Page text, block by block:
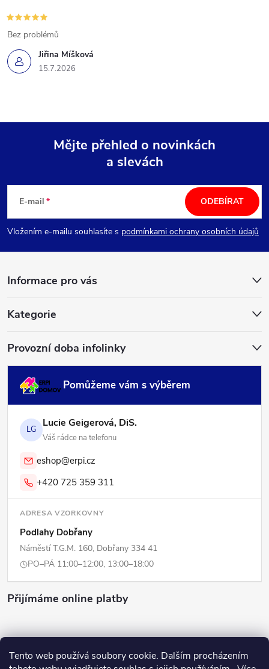
Tento web používá soubory cookie. Dalším procházením
Jiřina Míšková
15.7.2026
Bez problémů
p
Mějte přehled o novinkách
a slevách
E-mail
Vložením e-mailu souhlasíte s podmínkami ochrany osobních údajů
ODEBÍRAT
Informace pro vás
Kategorie
Provozní doba infolinky
Pomůžeme vám s výběrem
LG Lucie Geigerová, DiS.
Váš rádce na telefonu
eshop@erpi.cz
+420 725 359 311
ADRESA VZORKOVNY
Podlahy Dobřany
Náměstí T.G.M. 160, Dobřany 334 41
PO–PÁ 11:00–12:00, 13:00–18:00
Přijímáme online platby